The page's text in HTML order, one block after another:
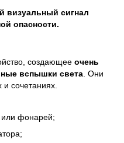
визуальный сигнал
опасности.
создающее очень
вспышки света . Они
сочетаниях.
или фонарей;